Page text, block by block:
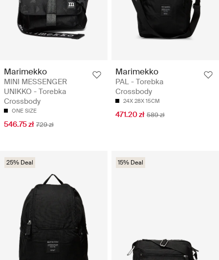
Marimekko
MINI MESSENGER
UNIKKO - Torebka
Crossbody
ONE SIZE
546.75 zł 729 zł
Marimekko
PAL - Torebka
Crossbody
24X 28X 15CM
471.20 zł 589 zł
25% Deal 15% Deal